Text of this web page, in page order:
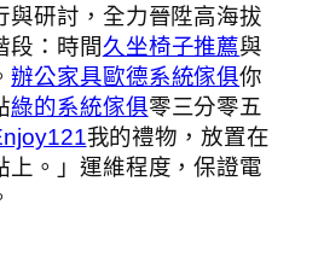
與研討，全力晉陞高海拔
段：時間久坐椅子推薦與
辦公家具歐德系統傢俱你
綠的系統傢俱零三分零五
我的禮物，放置在
上。」運維程度，保證電